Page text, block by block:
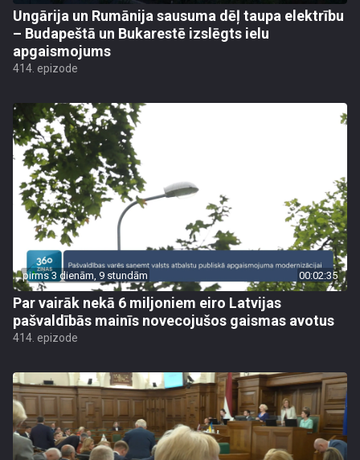
Ungārija un Rumānija sausuma dēļ taupa elektrību
– Budapeštā un Bukarestē izslēgts ielu
apgaismojums
414. epizode
pirms 3 dienām, 9 stundām 00:02:35
Par vairāk nekā 6 miljoniem eiro Latvijas
pašvaldībās mainīs novecojušos gaismas avotus
414. epizode